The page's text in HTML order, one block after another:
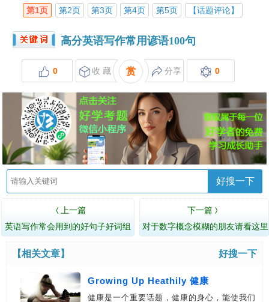
第1页 第2页 第3页 第4页 第5页 【话题评论】
高分英语写作常用谚语100句
0 收 藏 赏 分享 0
好搜一下
〈
上一篇
英语写作常会用到的好句子好词组
下一篇 〉
对于数字概念模糊的朋友请看这里
【相关文章】 好搜一下
Growing Up Heathily 健康
健康是一个重要话题，健康的身心，能使我们